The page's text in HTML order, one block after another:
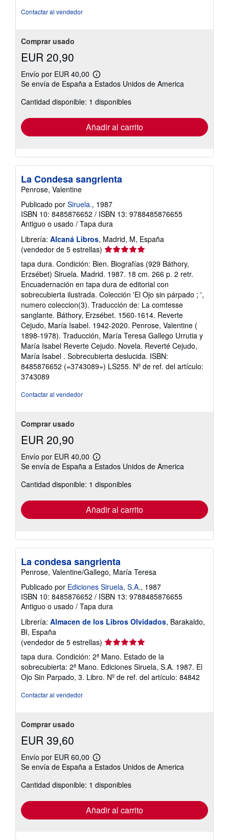
Contactar al vendedor
Comprar usado
EUR 20,90
Envío por EUR 40,00
Más
información
las
tarifas
envío
Se envía de España a Estados Unidos de America
Cantidad disponible: 1 disponibles
Añadir al carrito
La Condesa sangrienta
Penrose, Valentine
Publicado por Siruela., 1987
ISBN 10: 8485876652 / ISBN 13: 9788485876655
Antiguo o usado / Tapa dura
Librería: Alcaná Libros, Madrid, M, España
(vendedor de 5 estrellas) Calificación
del
vendedor:
5
de
5
estrellas
tapa dura. Condición: Bien. Biografías (929 Báthory,
Erzsébet) Siruela. Madrid. 1987. 18 cm. 266 p. 2 retr.
Encuadernación en tapa dura de editorial con
sobrecubierta ilustrada. Colección 'El Ojo sin párpado ; ',
numero coleccion(3). Traducción de: La comtesse
sanglante. Báthory, Erzsébet. 1560-1614. Reverte
Cejudo, María Isabel. 1942-2020. Penrose, Valentine (
1898-1978). Traducción, María Teresa Gallego Urrutia y
María Isabel Reverte Cejudo. Novela. Reverté Cejudo,
María Isabel . Sobrecubierta deslucida. ISBN:
8485876652 (=3743089=) LS255. Nº de ref. del artículo:
3743089
Contactar al vendedor
Comprar usado
EUR 20,90
Envío por EUR 40,00
Más
información
las
tarifas
envío
Se envía de España a Estados Unidos de America
Cantidad disponible: 1 disponibles
Añadir al carrito
La condesa sangrienta
Penrose, Valentine/Gallego, María Teresa
Publicado por Ediciones Siruela, S.A., 1987
ISBN 10: 8485876652 / ISBN 13: 9788485876655
Antiguo o usado / Tapa dura
Librería: Almacen de los Libros Olvidados, Barakaldo,
BI, España
(vendedor de 5 estrellas) Calificación
del
vendedor:
5
de
tapa dura. Condición: 2ª Mano. Estado de la
sobrecubierta: 2ª Mano. Ediciones Siruela, S.A. 1987. El
Ojo Sin Parpado, 3. Libro. Nº de ref. del artículo: 84842
Contactar al vendedor
Comprar usado
EUR 39,60
Envío por EUR 60,00
Más
información
las
tarifas
envío
Se envía de España a Estados Unidos de America
Cantidad disponible: 1 disponibles
Añadir al carrito